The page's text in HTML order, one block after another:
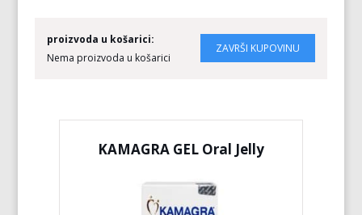
proizvoda u košarici:
Nema proizvoda u košarici
KAMAGRA GEL Oral Jelly